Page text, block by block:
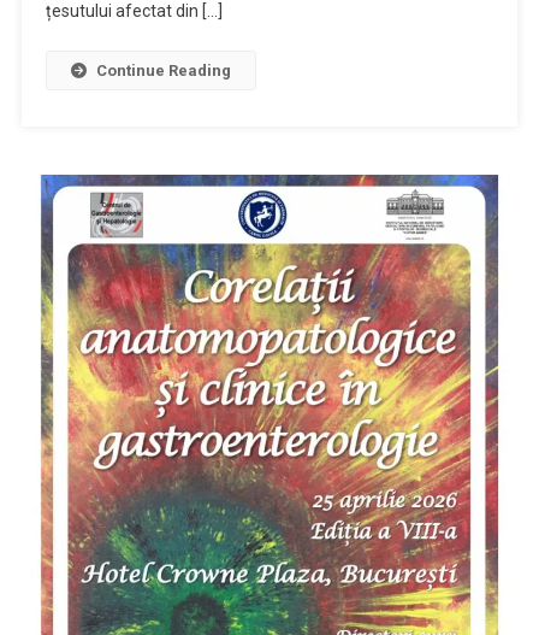
țesutului afectat din […]
Continue Reading